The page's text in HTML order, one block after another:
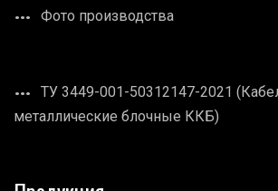
Фото производства
ТУ 3449-001-50312147-2021
металлические блочные ККБ)